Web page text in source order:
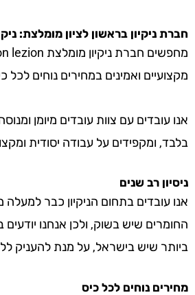
חברת ניקיון בראשון לציון מומלצת:
מקצועיים ואמינים במחירים נוחים לכל
אנו עובדים עם צוות עובדים מיומן
בלבד, ומקפידים על עבודה יסודית
ניסיון רב שנים
החומרים שיש בשוק, ולכן אנחנו
ביותר שיש בישראל, על מנת להעניק
מחירים נוחים לכל כיס